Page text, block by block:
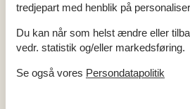
Udlejning af sommerhuse i
tredjepart med henblik på
Du kan når som helst ændre eller
vedr. statistik og/eller markedsføring.
Se også vores Persondatapolitik